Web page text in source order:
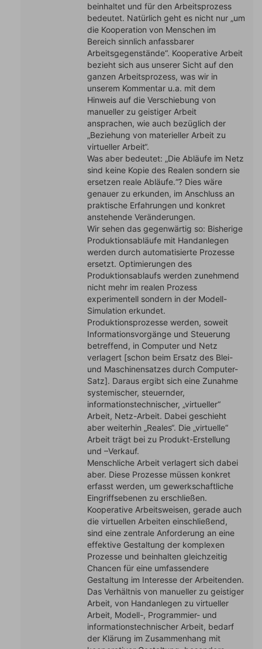
beinhaltet und für den Arbeitsprozess
bedeutet. Natürlich geht es nicht nur „um
die Kooperation von Menschen im
Bereich sinnlich anfassbarer
Arbeitsgegenstände“. Kooperative Arbeit
bezieht sich aus unserer Sicht auf den
ganzen Arbeitsprozess, was wir in
unserem Kommentar u.a. mit dem
Hinweis auf die Verschiebung von
manueller zu geistiger Arbeit
ansprachen, wie auch bezüglich der
„Beziehung von materieller Arbeit zu
virtueller Arbeit“.
Was aber bedeutet: „Die Abläufe im Netz
sind keine Kopie des Realen sondern sie
ersetzen reale Abläufe.“? Dies wäre
genauer zu erkunden, im Anschluss an
praktische Erfahrungen und konkret
anstehende Veränderungen.
Wir sehen das gegenwärtig so: Bisherige
Produktionsabläufe mit Handanlegen
werden durch automatisierte Prozesse
ersetzt. Optimierungen des
Produktionsablaufs werden zunehmend
nicht mehr im realen Prozess
experimentell sondern in der Modell-
Simulation erkundet.
Produktionsprozesse werden, soweit
Informationsvorgänge und Steuerung
betreffend, in Computer und Netz
verlagert [schon beim Ersatz des Blei-
und Maschinensatzes durch Computer-
Satz]. Daraus ergibt sich eine Zunahme
systemischer, steuernder,
informationstechnischer, „virtueller“
Arbeit, Netz-Arbeit. Dabei geschieht
aber weiterhin „Reales“. Die „virtuelle“
Arbeit trägt bei zu Produkt-Erstellung
und –Verkauf.
Menschliche Arbeit verlagert sich dabei
aber. Diese Prozesse müssen konkret
erfasst werden, um gewerkschaftliche
Eingriffsebenen zu erschließen.
Kooperative Arbeitsweisen, gerade auch
die virtuellen Arbeiten einschließend,
sind eine zentrale Anforderung an eine
effektive Gestaltung der komplexen
Prozesse und beinhalten gleichzeitig
Chancen für eine umfassendere
Gestaltung im Interesse der Arbeitenden.
Das Verhältnis von manueller zu geistiger
Arbeit, von Handanlegen zu virtueller
Arbeit, Modell-, Programmier- und
informationstechnischer Arbeit, bedarf
der Klärung im Zusammenhang mit